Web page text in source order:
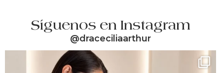
Síguenos en Instagram
@draceciliaarthur